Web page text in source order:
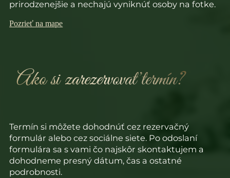
prirodzenejšie a nechajú vyniknúť osoby na fotke.
Pozrieť na mape
Ako si zarezervovať termín?
Termín si môžete dohodnúť cez rezervačný
formulár alebo cez sociálne siete. Po odoslaní
formulára sa s vami čo najskôr skontaktujem a
dohodneme presný dátum, čas a ostatné
podrobnosti.